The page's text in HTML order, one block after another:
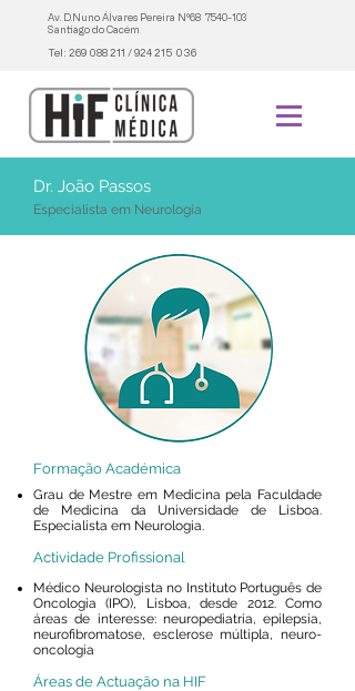
Av. D.Nuno Álvares Pereira Nº68 7540-103
Santiago do Cacém
Tel: 269 088 211 /924 215 036
Dr. João Passos
Especialista em Neurologia
Formação Académica
Grau de Mestre em Medicina pela Faculdade
de Medicina da Universidade de Lisboa.
Especialista em Neurologia.
Actividade Profissional
Médico Neurologista no Instituto Português de
Oncologia (IPO), Lisboa, desde 2012. Como
áreas de interesse: neuropediatria, epilepsia,
neurofibromatose, esclerose múltipla, neuro-
oncologia
Áreas de Actuação na HIF